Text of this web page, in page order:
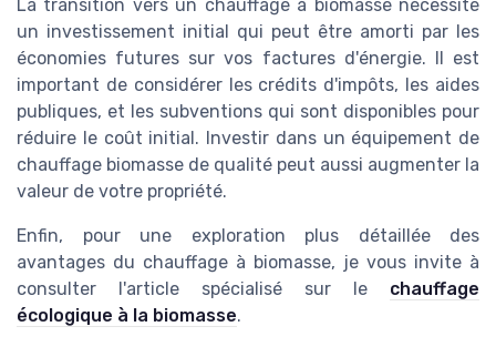
La transition vers un chauffage à biomasse nécessite
un investissement initial qui peut être amorti par les
économies futures sur vos factures d'énergie. Il est
important de considérer les crédits d'impôts, les aides
publiques, et les subventions qui sont disponibles pour
réduire le coût initial. Investir dans un équipement de
chauffage biomasse de qualité peut aussi augmenter la
valeur de votre propriété.
Enfin, pour une exploration plus détaillée des
avantages du chauffage à biomasse, je vous invite à
consulter l'article spécialisé sur le chauffage
écologique à la biomasse.